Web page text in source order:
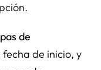
de
fecha de inicio, y